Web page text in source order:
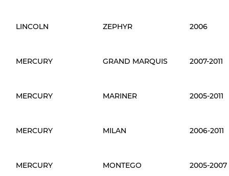
LINCOLN ZEPHYR 2006
MERCURY GRAND MARQUIS 2007-2011
MERCURY MARINER 2005-2011
MERCURY MILAN 2006-2011
MERCURY MONTEGO 2005-2007